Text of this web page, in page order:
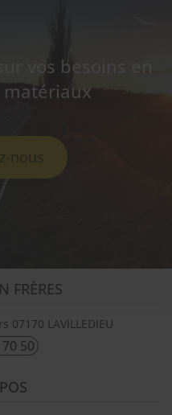
vos besoins en
nous
FRÈRES
07170 LAVILLEDIEU
50